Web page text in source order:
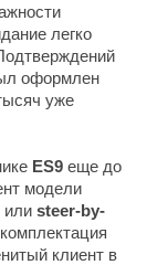
легко
оформлен
уже
ES9 еще до
модели
или steer-by-
клиент в